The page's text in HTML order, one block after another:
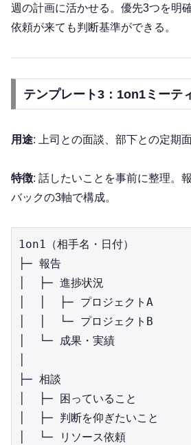
週の計画に活かせる。優先3つを明
依頼が来ても判断基準ができる。
テンプレート3：1on1ミーテ
用途: 上司との面談、部下との定期
特徴: 話したいことを事前に整理。
バックの3軸で構成。
1on1（相手名・日付）
├─ 報告
│  ├─ 進捗状況
│  │  ├─ プロジェクトA
│  │  └─ プロジェクトB
│  └─ 成果・実績
├─ 相談
│  ├─ 困っていること
│  ├─ 判断を仰ぎたいこと
│  └─ リソース依頼